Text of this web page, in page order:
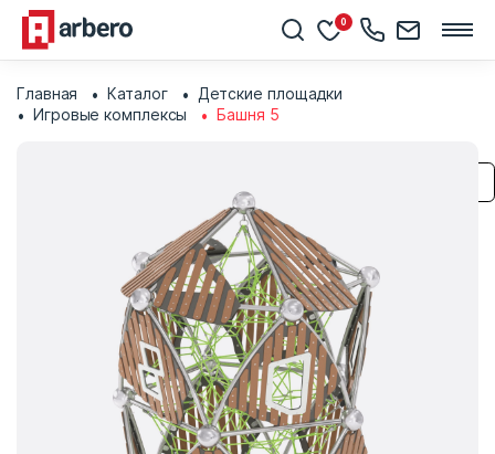
0
Главная Каталог
Детские площадки
Игровые комплексы
Башня 5